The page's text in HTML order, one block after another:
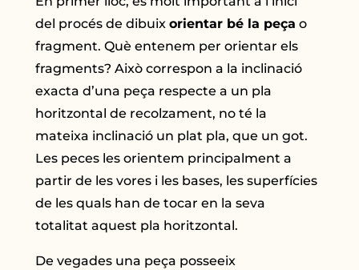
del procés de dibuixorientar bé la peça o
fragment. Què entenem per orientar els
fragments? Això correspon a la inclinació
exacta d’una peça respecte a un pla
horitzontal de recolzament, no té la
mateixa inclinació un plat pla, que un got.
Les peces les orientem principalment a
partir de les vores i les bases, les superfícies
de les quals han de tocar en la seva
totalitat aquest pla horitzontal.
De vegades una peça posseeix